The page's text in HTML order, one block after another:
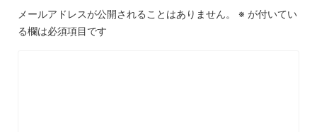
メールアドレスが公開されることはありません。 ※ が付いてい
る欄は必須項目です